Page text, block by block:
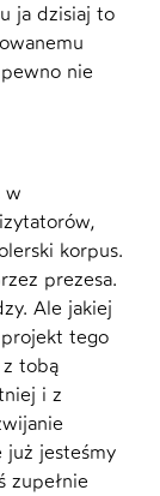
ja dzisiaj to
nie
w
korpus.
prezesa.
Ale jakiej
tego
z tobą
i z
już jesteśmy
zupełnie